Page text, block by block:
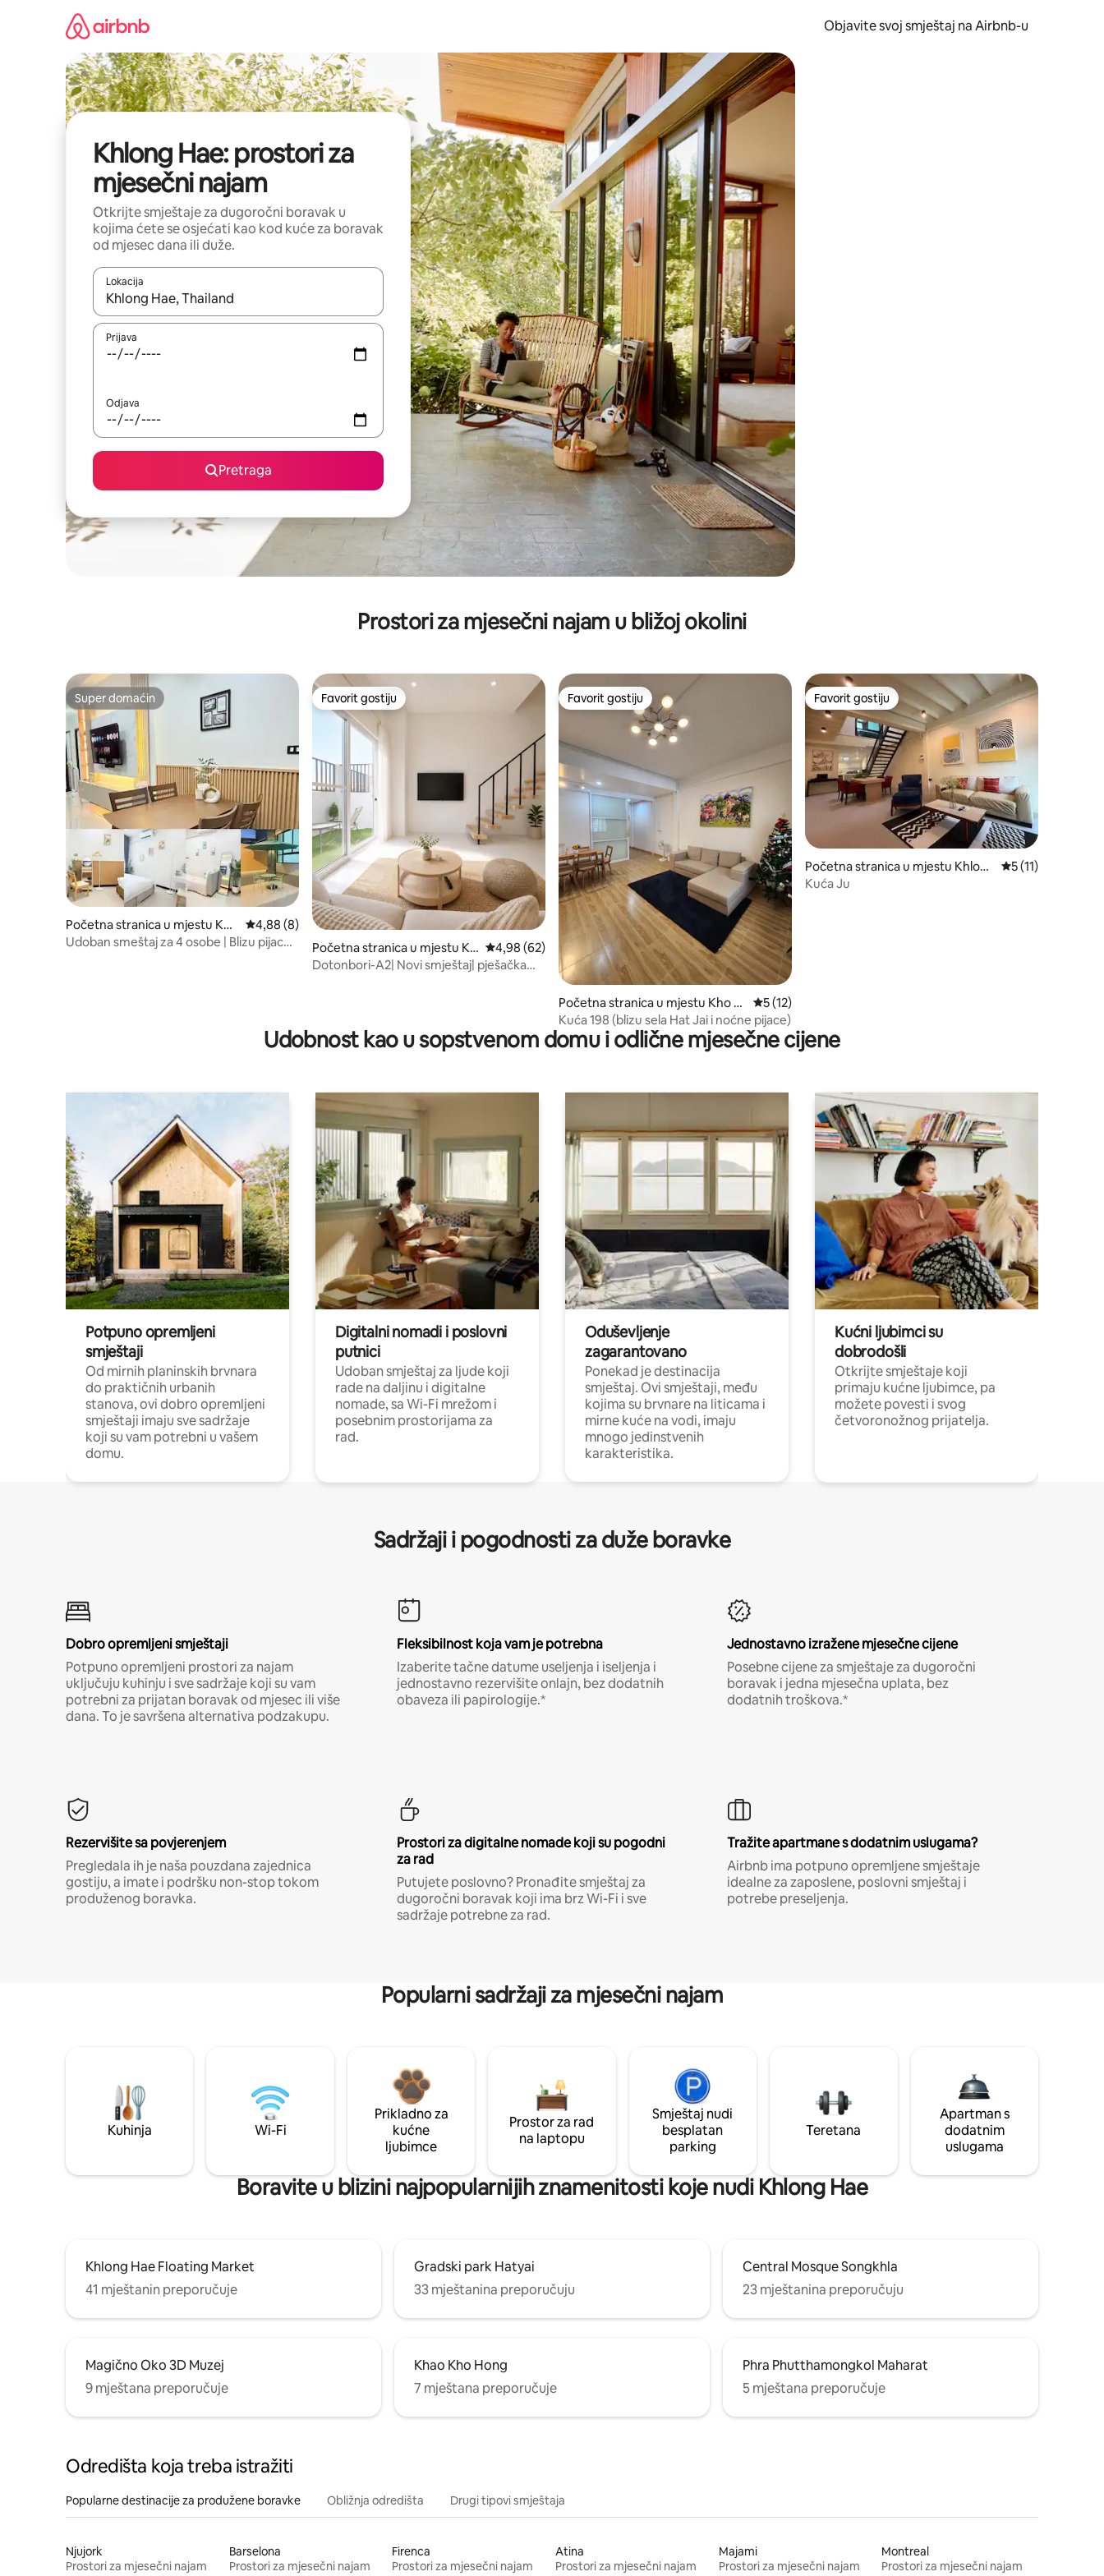
Objavite svoj smještaj na Airbnb-u
Khlong Hae: prostori za
mjesečni najam
Otkrijte smještaje za dugoročni boravak u
kojima ćete se osjećati kao kod kuće za boravak
od mjesec dana ili duže.
Lokacija
Kad su rezultati dostupni, možete da se krećete kroz njih pomoću strelica nagore i nadolje, kao i da ih istražujte dodirom ili prevlačenjem.
Prijava
Odjava
Pretraga
Prostori za mjesečni najam u bližoj okolini
Super domaćin
Super domaćin
Početna stranica u mjestu Khl
ong Hae
prosječna ocjena 4,88 od 5, recenzija: 8
4,88 (8)
Udoban smeštaj za 4 osobe | Blizu pijace i
Favorit gostiju
Favorit gostiju
Početna stranica u mjestu Kh
long Hae
prosječna ocjena 4,98 od 5, recenzija: 62
4,98 (62)
Dotonbori-A2| Novi smještaj| pješačka
Favorit gostiju
Favorit gostiju
Početna stranica u mjestu Kho H
ong
prosječna ocjena 5 od 5, recenzija: 12
5 (12)
Kuća 198 (blizu sela Hat Jai i noćne pijace)
Favorit gostiju
Favorit gostiju
Početna stranica u mjestu Khlong
Hae
prosječna ocjena
5 (11)
Kuća Ju
Udobnost kao u sopstvenom domu i odlične mjesečne cijene
Potpuno opremljeni
smještaji
Od mirnih planinskih brvnara
do praktičnih urbanih
stanova, ovi dobro opremljeni
smještaji imaju sve sadržaje
koji su vam potrebni u vašem
domu.
Digitalni nomadi i poslovni
putnici
Udoban smještaj za ljude koji
rade na daljinu i digitalne
nomade, sa Wi-Fi mrežom i
posebnim prostorijama za
rad.
Oduševljenje
zagarantovano
Ponekad je destinacija
smještaj. Ovi smještaji, među
kojima su brvnare na liticama i
mirne kuće na vodi, imaju
mnogo jedinstvenih
karakteristika.
Kućni ljubimci su
dobrodošli
Otkrijte smještaje koji
primaju kućne ljubimce, pa
možete povesti i svog
četvoronožnog prijatelja.
Sadržaji i pogodnosti za duže boravke
Dobro opremljeni smještaji
Potpuno opremljeni prostori za najam
uključuju kuhinju i sve sadržaje koji su vam
potrebni za prijatan boravak od mjesec ili više
dana. To je savršena alternativa podzakupu.
Fleksibilnost koja vam je potrebna
Izaberite tačne datume useljenja i iseljenja i
jednostavno rezervišite onlajn, bez dodatnih
obaveza ili papirologije.*
Jednostavno izražene mjesečne cijene
Posebne cijene za smještaje za dugoročni
boravak i jedna mjesečna uplata, bez
dodatnih troškova.*
Rezervišite sa povjerenjem
Pregledala ih je naša pouzdana zajednica
gostiju, a imate i podršku non-stop tokom
produženog boravka.
Prostori za digitalne nomade koji su pogodni
za rad
Putujete poslovno? Pronađite smještaj za
dugoročni boravak koji ima brz Wi-Fi i sve
sadržaje potrebne za rad.
Tražite apartmane s dodatnim uslugama?
Airbnb ima potpuno opremljene smještaje
idealne za zaposlene, poslovni smještaj i
potrebe preseljenja.
Popularni sadržaji za mjesečni najam
Kuhinja Wi-Fi
Prikladno za
kućne
ljubimce
Prostor za rad
na laptopu
Smještaj nudi
besplatan
parking
Teretana
Apartman s
dodatnim
uslugama
Boravite u blizini najpopularnijih znamenitosti koje nudi Khlong Hae
Khlong Hae Floating Market
41 mještanin preporučuje
Gradski park Hatyai
33 mještanina preporučuju
Central Mosque Songkhla
23 mještanina preporučuju
Magično Oko 3D Muzej
9 mještana preporučuje
Khao Kho Hong
7 mještana preporučuje
Phra Phutthamongkol Maharat
5 mještana preporučuje
Odredišta koja treba istražiti
Popularne destinacije za produžene boravke Obližnja odredišta Drugi tipovi smještaja
Njujork
Prostori za mjesečni najam
Barselona
Prostori za mjesečni najam
Firenca
Prostori za mjesečni najam
Atina
Prostori za mjesečni najam
Majami
Prostori za mjesečni najam
Montreal
Prostori za mjesečni najam